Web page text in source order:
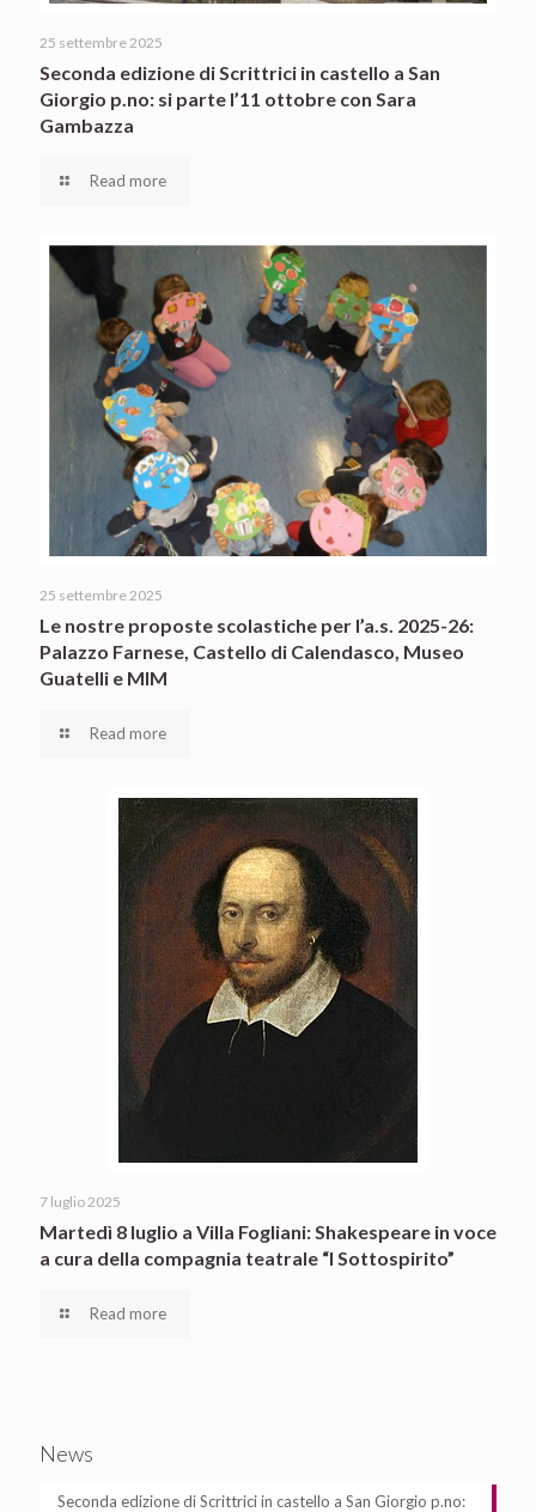
25 settembre 2025
Seconda edizione di Scrittrici in castello a San
Giorgio p.no: si parte l’11 ottobre con Sara
Gambazza
Read more
25 settembre 2025
Le nostre proposte scolastiche per l’a.s. 2025-26:
Palazzo Farnese, Castello di Calendasco, Museo
Guatelli e MIM
Read more
7 luglio 2025
Martedì 8 luglio a Villa Fogliani: Shakespeare in voce
a cura della compagnia teatrale “I Sottospirito”
Read more
News
Seconda edizione di Scrittrici in castello a San Giorgio p.no: